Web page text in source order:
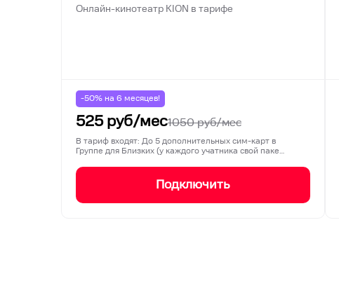
Онлайн-кинотеатр KION в тарифе
-50% на 6 месяцев!
525руб/мес1050руб/мес
В тариф входят: До 5 дополнительных сим-карт в
Группе для Близких (у каждого учатника свой паке…
Подключить